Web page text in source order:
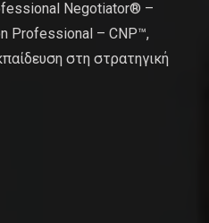
Negotiator® –
Professional – CNP™,
στη στρατηγική